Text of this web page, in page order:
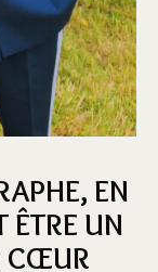
EN
ÊTRE UN
CŒUR